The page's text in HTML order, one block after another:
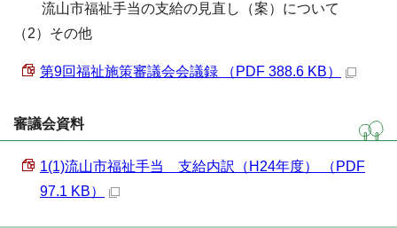
流山市福祉手当の支給の見直し（案）について
（2）その他
第9回福祉施策審議会会議録 （PDF 388.6 KB）
審議会資料
1(1)流山市福祉手当 支給内訳（H24年度） （PDF
97.1 KB）